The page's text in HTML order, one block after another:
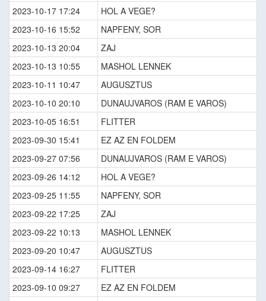
2023-10-17 17:24
HOL A VEGE?
2023-10-16 15:52
NAPFENY, SOR
2023-10-13 20:04
ZAJ
2023-10-13 10:55
MASHOL LENNEK
2023-10-11 10:47
AUGUSZTUS
2023-10-10 20:10
DUNAUJVAROS (RAM E VAROS)
2023-10-05 16:51
FLITTER
2023-09-30 15:41
EZ AZ EN FOLDEM
2023-09-27 07:56
DUNAUJVAROS (RAM E VAROS)
2023-09-26 14:12
HOL A VEGE?
2023-09-25 11:55
NAPFENY, SOR
2023-09-22 17:25
ZAJ
2023-09-22 10:13
MASHOL LENNEK
2023-09-20 10:47
AUGUSZTUS
2023-09-14 16:27
FLITTER
2023-09-10 09:27
EZ AZ EN FOLDEM